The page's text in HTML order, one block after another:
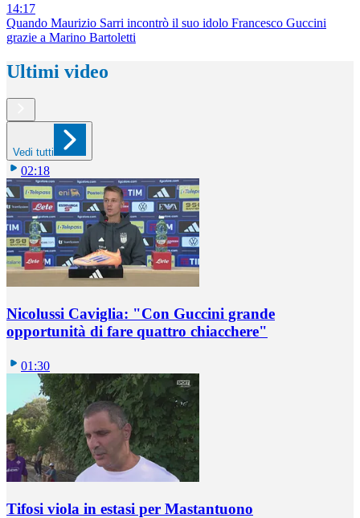
14:17
Quando Maurizio Sarri incontrò il suo idolo Francesco Guccini
grazie a Marino Bartoletti
Ultimi video
Vedi tutti
02:18
Nicolussi Caviglia: "Con Guccini grande
opportunità di fare quattro chiacchere"
01:30
Tifosi viola in estasi per Mastantuono